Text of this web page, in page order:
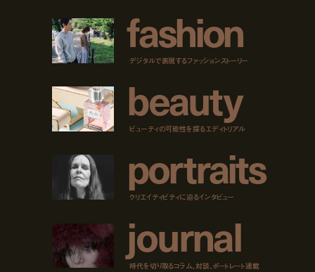
fashion
デジタルで表現するファッションストーリー
beauty
ビューティの可能性を探るエディトリアル
portraits
クリエイティビティに迫るインタビュー
journal
時代を切り取るコラム、対談、ポートレート連載